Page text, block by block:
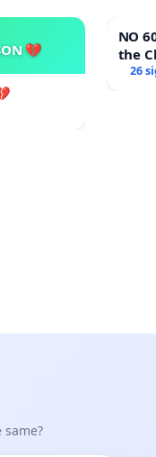
💔
NO
the
26